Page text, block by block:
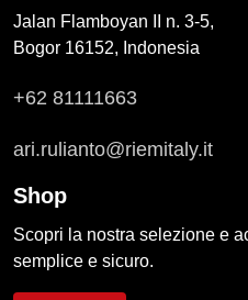
Jalan Flamboyan II n. 3-5,
Bogor 16152, Indonesia
+62 81111663
ari.rulianto@riemitaly.it
Shop
Scopri la nostra selezione e
semplice e sicuro.